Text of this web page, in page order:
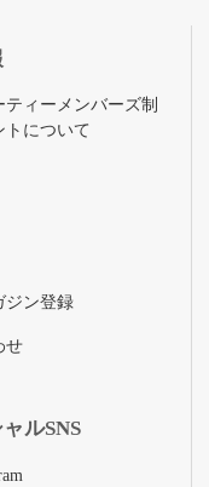
ティーメンバーズ制
トについて
ジン登録
せ
ルSNS